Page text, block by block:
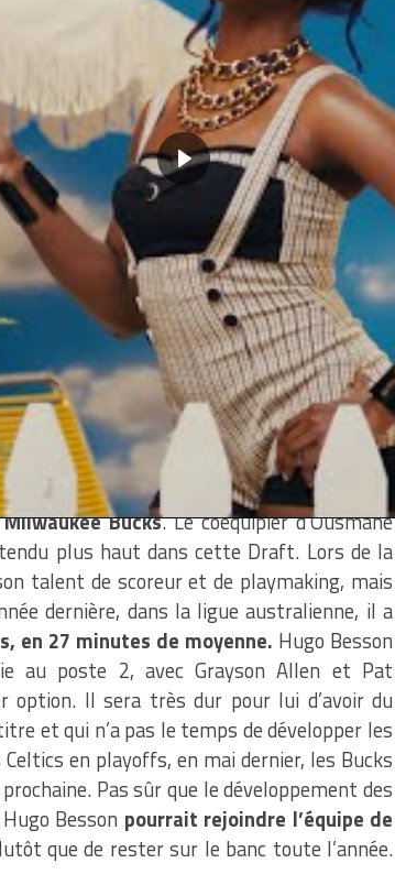
français et le deuxième, l’attente a été
qui a été choisi en46èmeposition par
a réalisé une bonne saison à 12
27 minutes de moyenne. Il a d’ailleurs été
Dans la raquette, le pivot a su faire régner
homme de 21 ans arrive comme l’un des
pas être ça. Même s’il peut espérer un
pourrait faire encore une année en France
2nd round pick
next season.
June 24, 2022
à la58ème place, Hugo Besson
Milwaukee Bucks. Le coéquipier d’Ousmane
plus haut dans cette Draft. Lors de la
talent de scoreur et de playmaking, mais
dernière, dans la ligue australienne, il a
en 27 minutes de moyenne. Hugo Besson
au poste 2, avec Grayson Allen et Pat
option. Il sera très dur pour lui d’avoir du
et qui n’a pas le temps de développer les
en playoffs, en mai dernier, les Bucks
Pas sûr que le développement des
Besson pourrait rejoindre l’équipe de
que de rester sur le banc toute l’année.